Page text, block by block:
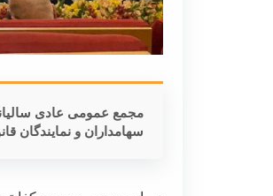
سهامداران و نمایندگان